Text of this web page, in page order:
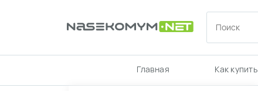
Главная Как купить